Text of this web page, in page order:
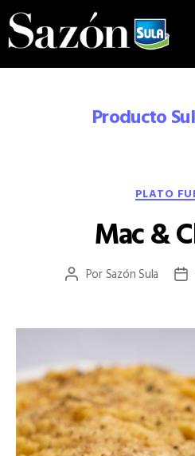
Sazón
Producto
PLATO
Mac &
Autor
entrada
PorSazón Sula